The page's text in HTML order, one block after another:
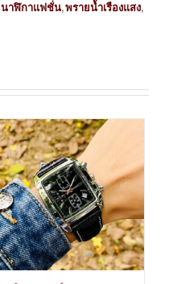
นาฬิกาแฟชั่น,พรายน้ำเรืองแสง,